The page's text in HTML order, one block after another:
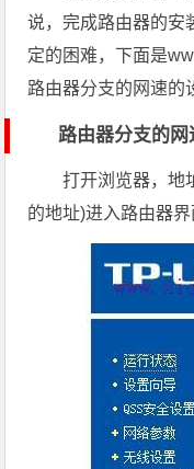
说，完成路由器的安
定的困难，下面是
路由器分支的网速的
路由器分支的
打开浏览器，地
的地址)进入路由器界